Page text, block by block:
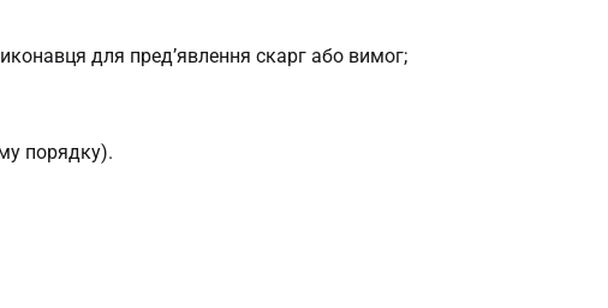
для пред’явлення скарг або вимог;
порядку).